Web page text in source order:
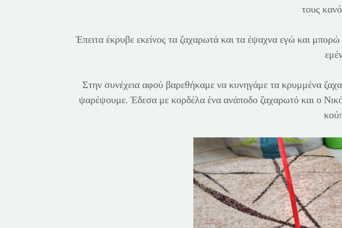
τους
Έπειτα έκρυβε εκείνος τα ζαχαρωτά και τα έψαχνα εγώ και
Στην συνέχεια αφού βαρεθήκαμε να κυνηγάμε τα κρυμμένα
ψαρέψουμε. Έδεσα με κορδέλα ένα ανάποδο ζαχαρωτό και ο